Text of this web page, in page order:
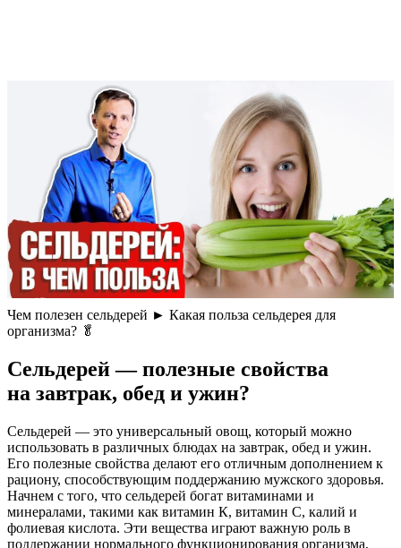
Чем полезен сельдерей ► Какая польза сельдерея для
организма? 🥬
Сельдерей — полезные свойства
на завтрак, обед и ужин?
Сельдерей — это универсальный овощ, который можно
использовать в различных блюдах на завтрак, обед и ужин.
Его полезные свойства делают его отличным дополнением к
рациону, способствующим поддержанию мужского здоровья.
Начнем с того, что сельдерей богат витаминами и
минералами, такими как витамин К, витамин С, калий и
фолиевая кислота. Эти вещества играют важную роль в
поддержании нормального функционирования организма,